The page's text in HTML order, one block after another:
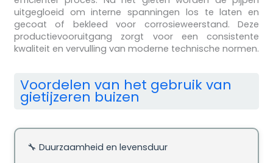
uitgegloeid om interne spanningen los te laten en
gecoat of bekleed voor corrosieweerstand. Deze
productievooruitgang zorgt voor een consistente
kwaliteit en vervulling van moderne technische normen.
Voordelen van het gebruik van
gietijzeren buizen
🔧 Duurzaamheid en levensduur